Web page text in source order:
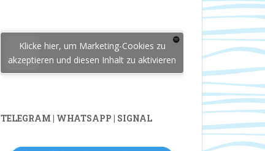
Klicke hier, um Marketing-Cookies zu
akzeptieren und diesen Inhalt zu aktivieren
TELEGRAM | WHATSAPP | SIGNAL